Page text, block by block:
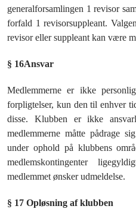
generalforsamlingen 1 revisor
forfald 1 revisorsuppleant.
revisor eller suppleant kan være
§ 16Ansvar
Medlemmerne er ikke
forpligtelser, kun den til enhver
disse. Klubben er ikke
medlemmerne måtte pådrage
under ophold på klubbens
medlemskontingenter
medlemmet ønsker udmeldelse.
§ 17 Opløsning af klubben